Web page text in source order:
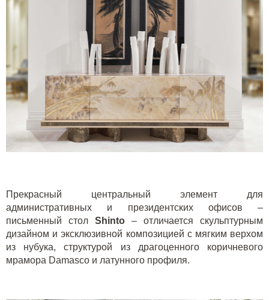
Прекрасный центральный элемент для
административных и президентских офисов –
письменный стол Shinto – отличается скульптурным
дизайном и эксклюзивной композицией с мягким верхом
из нубука, структурой из драгоценного коричневого
мрамора Damasco и латунного профиля.